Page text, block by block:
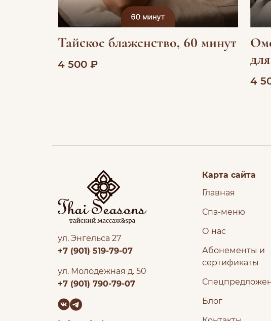
Тайское блаженство, 60 минут
4 500 ₽
4
ул. Энгельса 27
+7 (901) 519-79-07
ул. Молодежная д. 50
+7 (901) 790-79-07
Карта сайта
Главная
Спа-меню
О нас
Абонементы и
сертификаты
Блог